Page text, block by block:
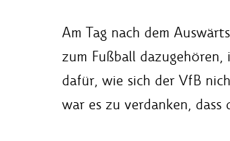
Am Tag nach dem
zum Fußball
dafür, wie sich der VfB
war es zu verdanken,